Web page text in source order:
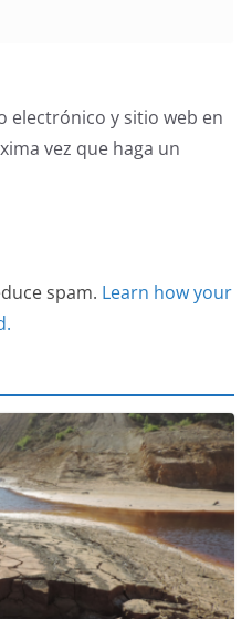
electrónico y sitio web en
vez que haga un
spam. Learn how your